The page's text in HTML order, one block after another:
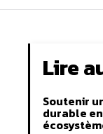
Lire
Soutenir
durable